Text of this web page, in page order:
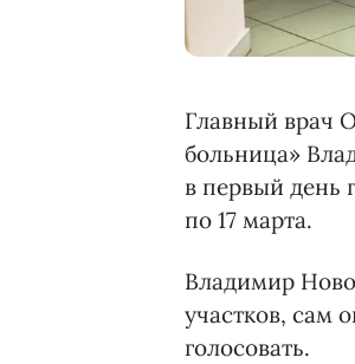
Главный врач
больница»
в первый день
по 17 марта.
Владимир
участков, сам
голосовать.